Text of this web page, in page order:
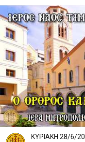
ΚΥΡΙΑΚΗ 28/6/2026-Ο ΟΡΘΡΟΣ & Η ΘΕΙΑ